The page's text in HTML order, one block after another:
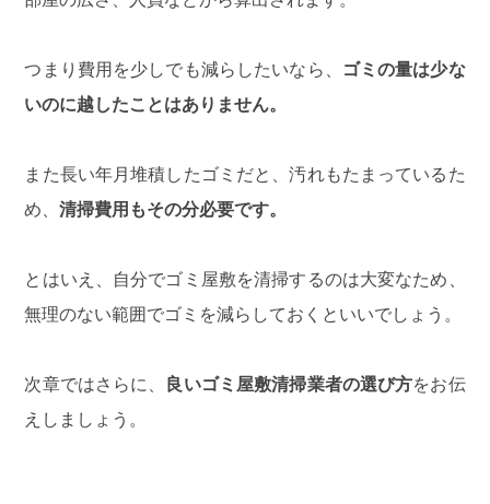
つまり費用を少しでも減らしたいなら、
ゴミの量は少な
いのに越したことはありません。
また長い年月堆積したゴミだと、汚れもたまっているた
め、清掃費用もその分必要です。
とはいえ、自分でゴミ屋敷を清掃するのは大変なため、
無理のない範囲でゴミを減らしておくといいでしょう。
次章ではさらに、 良いゴミ屋敷清掃業者の選び方をお伝
えしましょう。